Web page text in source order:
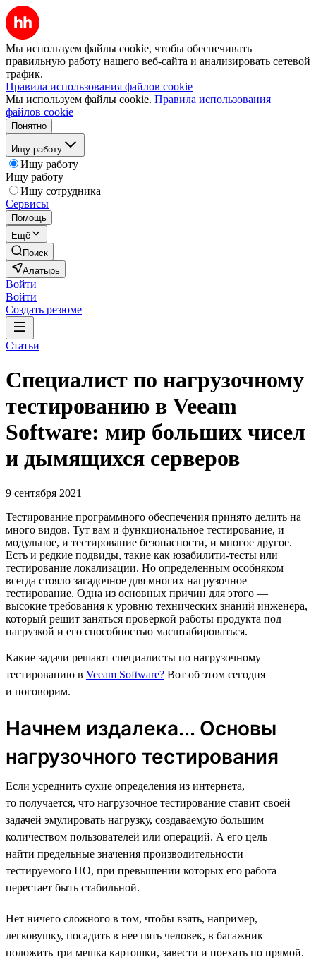
Мы используем файлы cookie, чтобы обеспечивать
правильную работу нашего веб-сайта и анализировать сетевой
трафик.
Правила использования файлов cookie
Мы используем файлы cookie. Правила использования
файлов cookie
Понятно
Ищу работу
Ищу работу
Ищу работу
Ищу сотрудника
Сервисы
Помощь
Ещё
Поиск
Алатырь
Войти
Войти
Создать резюме
Статьи
Специалист по нагрузочному
тестированию в Veeam
Software: мир больших чисел
и дымящихся серверов
9 сентября 2021
Тестирование программного обеспечения принято делить на
много видов. Тут вам и функциональное тестирование, и
модульное, и тестирование безопасности, и многое другое.
Есть и редкие подвиды, такие как юзабилити-тесты или
тестирование локализации. Но определенным особняком
всегда стояло загадочное для многих нагрузочное
тестирование. Одна из основных причин для этого —
высокие требования к уровню технических знаний инженера,
который решит заняться проверкой работы продукта под
нагрузкой и его способностью масштабироваться.
Какие задачи решают специалисты по нагрузочному
тестированию в Veeam Software? Вот об этом сегодня
и поговорим.
Начнем издалека... Основы
нагрузочного тестирования
Если усреднить сухие определения из интернета,
то получается, что нагрузочное тестирование ставит своей
задачей эмулировать нагрузку, создаваемую большим
количеством пользователей или операций. А его цель —
найти предельные значения производительности
тестируемого ПО, при превышении которых его работа
перестает быть стабильной.
Нет ничего сложного в том, чтобы взять, например,
легковушку, посадить в нее пять человек, в багажник
положить три мешка картошки, завести и поехать по прямой.